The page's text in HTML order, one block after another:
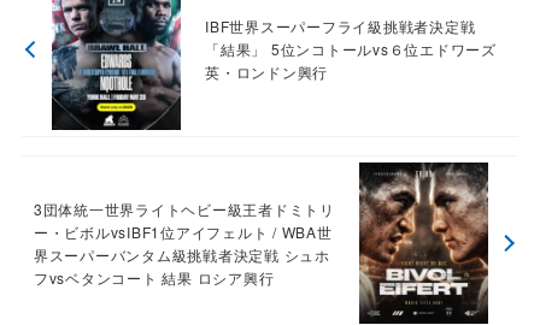
IBF世界スーパーフライ級挑戦者決定戦
「結果」 5位ンコトールvs６位エドワーズ
英・ロンドン興行
3団体統一世界ライトヘビー級王者ドミトリ
ー・ビボルvsIBF1位アイフェルト / WBA世
界スーパーバンタム級挑戦者決定戦 シュホ
フvsベタンコート 結果 ロシア興行